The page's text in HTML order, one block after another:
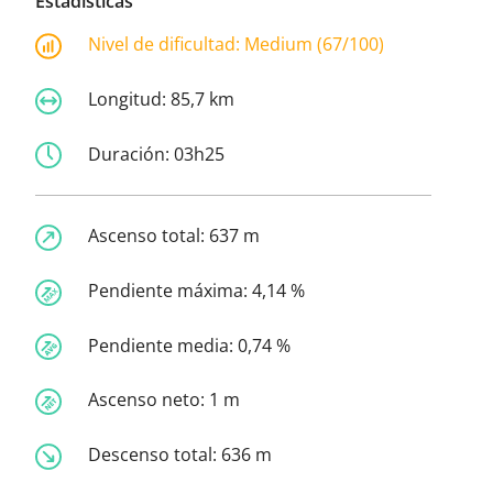
Nivel de dificultad: Medium (67/100)
Longitud: 85,7 km
Duración: 03h25
Ascenso total: 637 m
Pendiente máxima: 4,14 %
Pendiente media: 0,74 %
Ascenso neto: 1 m
Descenso total: 636 m